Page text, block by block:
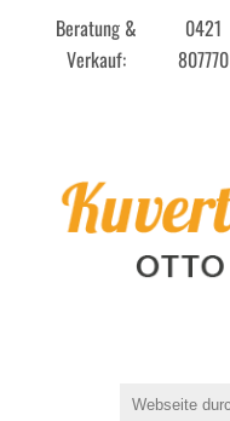
Beratung &
Verkauf:
0421
807770